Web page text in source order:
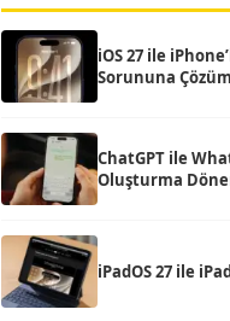
iOS 27 ile
Sorununa Çözüm
ChatGPT ile
Oluşturma
iPadOS 27 ile